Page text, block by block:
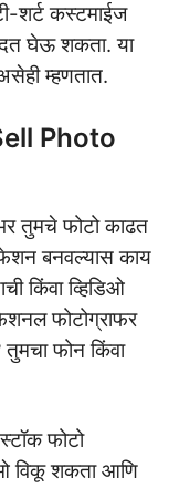
शर्ट कस्टमाईज
घेऊ शकता. या
म्हणतात.
Photo
तुमचे फोटो काढत
बनवल्यास काय
किंवा व्हिडिओ
फोटोग्राफर
फोन किंवा
फोटो
विकू शकता आणि